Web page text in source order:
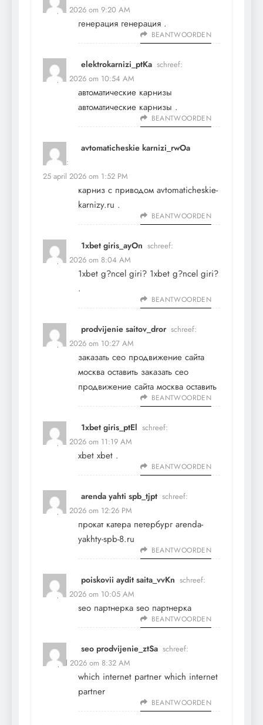
25 april 2026 om 9:20 AM
генерация генерация .
BEANTWOORDEN
elektrokarnizi_ptKa schreef:
25 april 2026 om 10:54 AM
автоматические карнизы
автоматические карнизы .
BEANTWOORDEN
avtomaticheskie karnizi_rwOa
schreef:
25 april 2026 om 1:52 PM
карниз с приводом avtomaticheskie-
karnizy.ru .
BEANTWOORDEN
1xbet giris_ayOn schreef:
27 april 2026 om 8:04 AM
1xbet g?ncel giri? 1xbet g?ncel giri?
.
BEANTWOORDEN
prodvijenie saitov_dror schreef:
27 april 2026 om 10:27 AM
заказать сео продвижение сайта
москва оставить заказать сео
продвижение сайта москва оставить
BEANTWOORDEN
1xbet giris_ptEl schreef:
27 april 2026 om 11:19 AM
xbet xbet .
BEANTWOORDEN
arenda yahti spb_tjpt schreef:
28 april 2026 om 12:26 PM
прокат катера петербург arenda-
yakhty-spb-8.ru
BEANTWOORDEN
poiskovii aydit saita_vvKn schreef:
29 april 2026 om 10:05 AM
seo партнерка seo партнерка
BEANTWOORDEN
seo prodvijenie_ztSa schreef:
30 april 2026 om 8:32 AM
which internet partner which internet
partner
BEANTWOORDEN